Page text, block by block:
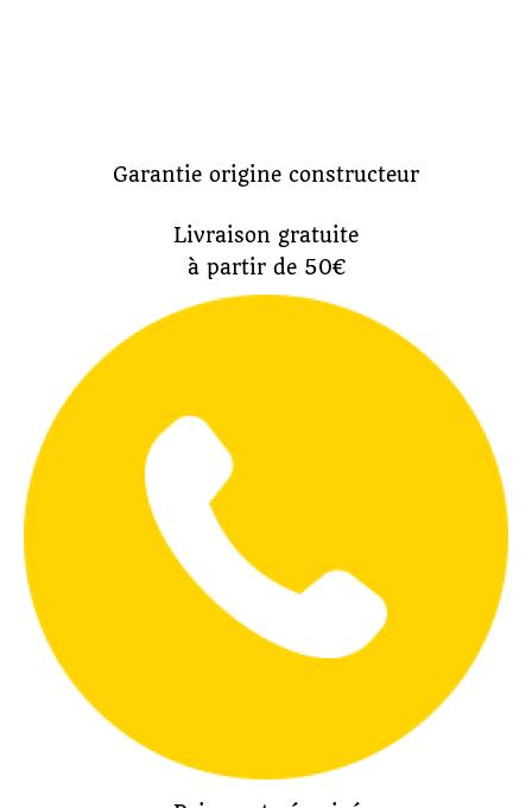
Garantie origine constructeur
Livraison gratuite
à partir de 50€